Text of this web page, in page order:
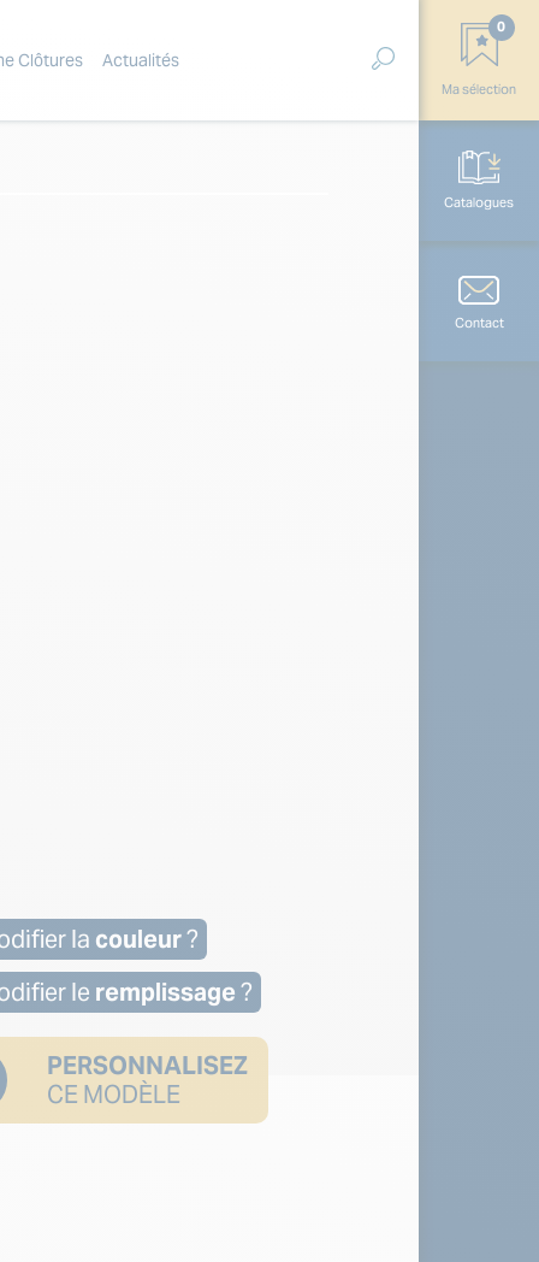
Clôtures Actualités
0
Ma sélection
Catalogues
Contact
la couleur?
le remplissage?
PERSONNALISEZ
CE MODÈLE